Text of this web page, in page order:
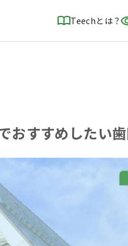
Teechとは？
すすめしたい歯